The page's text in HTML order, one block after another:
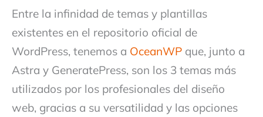
Entre la infinidad de temas y plantillas
existentes en el repositorio oficial de
WordPress, tenemos a OceanWP que, junto a
Astra y GeneratePress, son los 3 temas más
utilizados por los profesionales del diseño
web, gracias a su versatilidad y las opciones